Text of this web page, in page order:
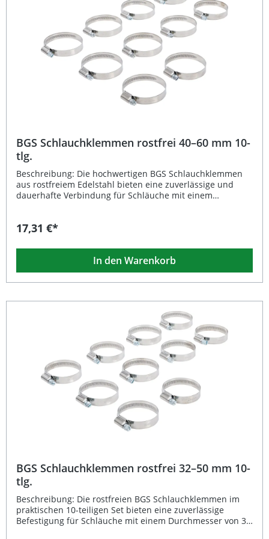
10 x BGS Schlauchklemmen 50–70 mm, rostfrei
BGS Schlauchklemmen rostfrei 40–60 mm 10-
tlg.
Beschreibung: Die hochwertigen BGS Schlauchklemmen
aus rostfreiem Edelstahl bieten eine zuverlässige und
dauerhafte Verbindung für Schläuche mit einem
Druckverteilung und sicheren Halt – ideal für den Einsatz
korrosionsbeständige Oberfläche garantiert eine lange
Lebensdauer, selbst bei anspruchsvollen
Umgebungsbedingungen. Diese Schlauchklemmen sind
zudem passend für das Verkaufsdisplay Art. 8095 und
platzsparend gelagert werden können. Rostfreie
Schlauchklemmen aus hochwertigem Edelstahl Passend
für 40 bis 60 mm Schlauchdurchmesser 12 mm
Schellenbreite für sicheren und gleichmäßigen Halt
Geeignet zur Wandaufbewahrung und für Verkaufsdisplay
Anwendungen Lieferumfang: 10x BGS Schlauchklemmen,
rostfrei, 40–60 mm
17,31 €*
In den Warenkorb
BGS Schlauchklemmen rostfrei 32–50 mm 10-
tlg.
Beschreibung: Die rostfreien BGS Schlauchklemmen im
praktischen 10-teiligen Set bieten eine zuverlässige
Befestigung für Schläuche mit einem Durchmesser von 32